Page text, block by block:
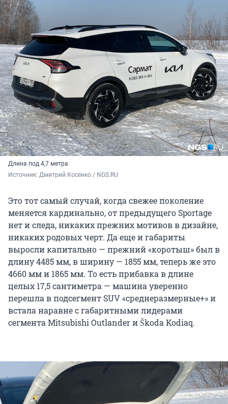
Длина под 4,7 метра
Источник: Дмитрий Косенко / NGS.RU
Это тот самый случай, когда свежее поколение
меняется кардинально, от предыдущего Sportage
нет и следа, никаких прежних мотивов в дизайне,
никаких родовых черт. Да еще и габариты
выросли капитально — прежний «коротыш» был в
длину 4485 мм, в ширину — 1855 мм, теперь же это
4660 мм и 1865 мм. То есть прибавка в длине
целых 17,5 сантиметра — машина уверенно
перешла в подсегмент SUV «среднеразмерные+» и
встала наравне с габаритными лидерами
сегмента Mitsubishi Outlander и Škoda Kodiaq.